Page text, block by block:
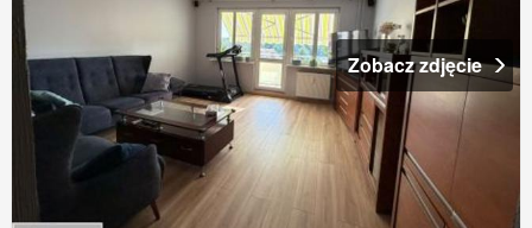
Zobacz zdjęcie